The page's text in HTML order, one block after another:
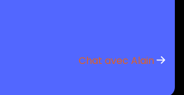
Chat avec Alain